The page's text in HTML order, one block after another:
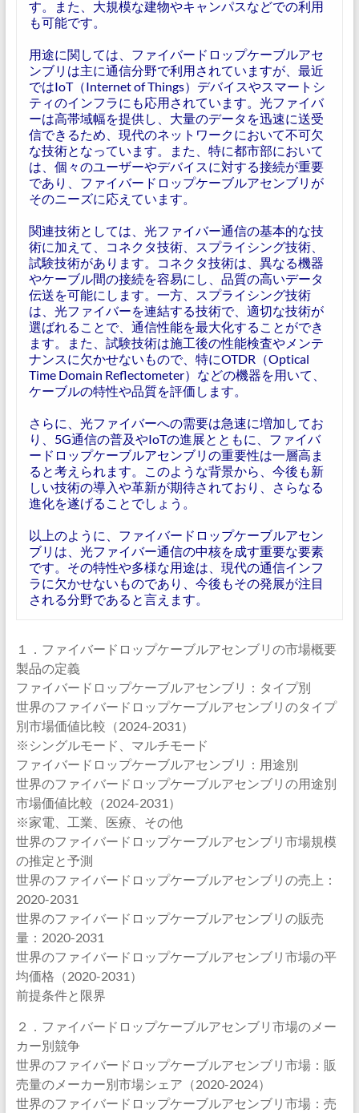
す。また、大規模な建物やキャンパスなどでの利用
も可能です。
用途に関しては、ファイバードロップケーブルアセ
ンブリは主に通信分野で利用されていますが、最近
ではIoT（Internet of Things）デバイスやスマートシ
ティのインフラにも応用されています。光ファイバ
ーは高帯域幅を提供し、大量のデータを迅速に送受
信できるため、現代のネットワークにおいて不可欠
な技術となっています。また、特に都市部において
は、個々のユーザーやデバイスに対する接続が重要
であり、ファイバードロップケーブルアセンブリが
そのニーズに応えています。
関連技術としては、光ファイバー通信の基本的な技
術に加えて、コネクタ技術、スプライシング技術、
試験技術があります。コネクタ技術は、異なる機器
やケーブル間の接続を容易にし、品質の高いデータ
伝送を可能にします。一方、スプライシング技術
は、光ファイバーを連結する技術で、適切な技術が
選ばれることで、通信性能を最大化することができ
ます。また、試験技術は施工後の性能検査やメンテ
ナンスに欠かせないもので、特にOTDR（Optical
Time Domain Reflectometer）などの機器を用いて、
ケーブルの特性や品質を評価します。
さらに、光ファイバーへの需要は急速に増加してお
り、5G通信の普及やIoTの進展とともに、ファイバ
ードロップケーブルアセンブリの重要性は一層高ま
ると考えられます。このような背景から、今後も新
しい技術の導入や革新が期待されており、さらなる
進化を遂げることでしょう。
以上のように、ファイバードロップケーブルアセン
ブリは、光ファイバー通信の中核を成す重要な要素
です。その特性や多様な用途は、現代の通信インフ
ラに欠かせないものであり、今後もその発展が注目
される分野であると言えます。
１．ファイバードロップケーブルアセンブリの市場概要
製品の定義
ファイバードロップケーブルアセンブリ：タイプ別
世界のファイバードロップケーブルアセンブリのタイプ
別市場価値比較（2024-2031）
※シングルモード、マルチモード
ファイバードロップケーブルアセンブリ：用途別
世界のファイバードロップケーブルアセンブリの用途別
市場価値比較（2024-2031）
※家電、工業、医療、その他
世界のファイバードロップケーブルアセンブリ市場規模
の推定と予測
世界のファイバードロップケーブルアセンブリの売上：
2020-2031
世界のファイバードロップケーブルアセンブリの販売
量：2020-2031
世界のファイバードロップケーブルアセンブリ市場の平
均価格（2020-2031）
前提条件と限界
２．ファイバードロップケーブルアセンブリ市場のメー
カー別競争
世界のファイバードロップケーブルアセンブリ市場：販
売量のメーカー別市場シェア（2020-2024）
世界のファイバードロップケーブルアセンブリ市場：売